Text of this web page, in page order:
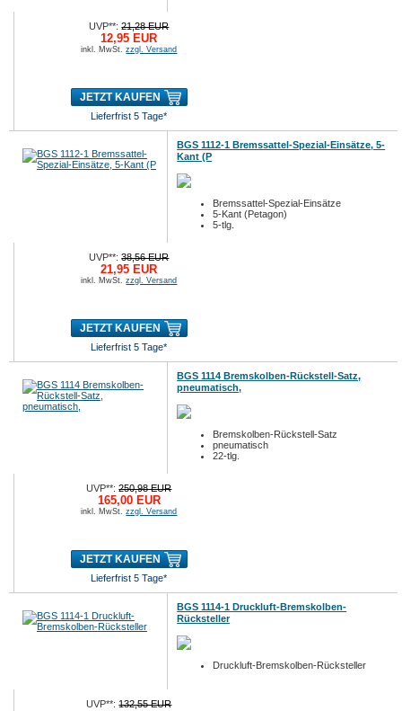
UVP**:21,28 EUR
12,95 EUR
inkl. MwSt.zzgl. Versand
JETZT KAUFEN
Lieferfrist 5 Tage*
BGS 1112-1 Bremssattel-Spezial-Einsätze, 5-
Kant (P
Bremssattel-Spezial-Einsätze
5-Kant (Petagon)
5-tlg.
UVP**:38,56 EUR
21,95 EUR
inkl. MwSt.zzgl. Versand
JETZT KAUFEN
Lieferfrist 5 Tage*
BGS 1114 Bremskolben-Rückstell-Satz,
pneumatisch,
Bremskolben-Rückstell-Satz
pneumatisch
22-tlg.
UVP**:250,98 EUR
165,00 EUR
inkl. MwSt.zzgl. Versand
JETZT KAUFEN
Lieferfrist 5 Tage*
BGS 1114-1 Druckluft-Bremskolben-
Rücksteller
Druckluft-Bremskolben-Rücksteller
UVP**:132,55 EUR